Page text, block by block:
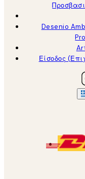
Desenio
Είσοδος